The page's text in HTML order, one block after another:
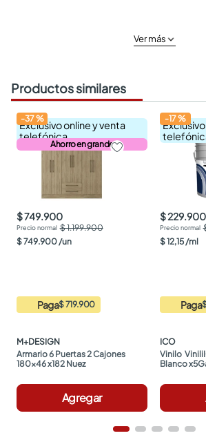
Ver más
Productos similares
Exclusivo online y venta
telefónica
Ahorro en grande
-37%
$ 749.900
$ 1.199.900
$749.900 /un
Paga$ 719.900
M+DESIGN
Armario 6 Puertas 2 Cajones
180x46 x182 Nuez
Agregar
-17%
$ 229.900
$12,15 /ml
Paga
ICO
Vinilo
Blanco